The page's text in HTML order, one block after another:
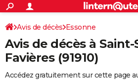
ACTUALITÉS
Politique
Société
Faits Divers
Education
Monde
Villes
+
SPORT
Coupe du monde 2026
Football
Tennis
Cyclisme
Rugby
Forum
CULTURE
FINANCE
Avis de décès Essonne
Avis de décès à
Favières (91910)
Accédez gratuitement sur cette page